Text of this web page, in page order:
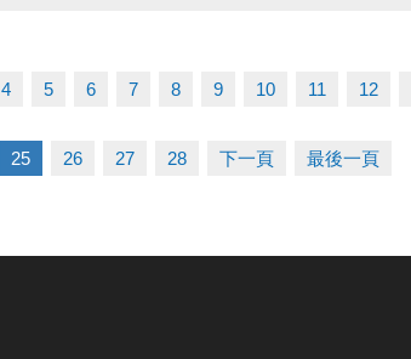
4 5 6 7 8 9 10 11 12
25 26 27 28 下一頁 最後一頁